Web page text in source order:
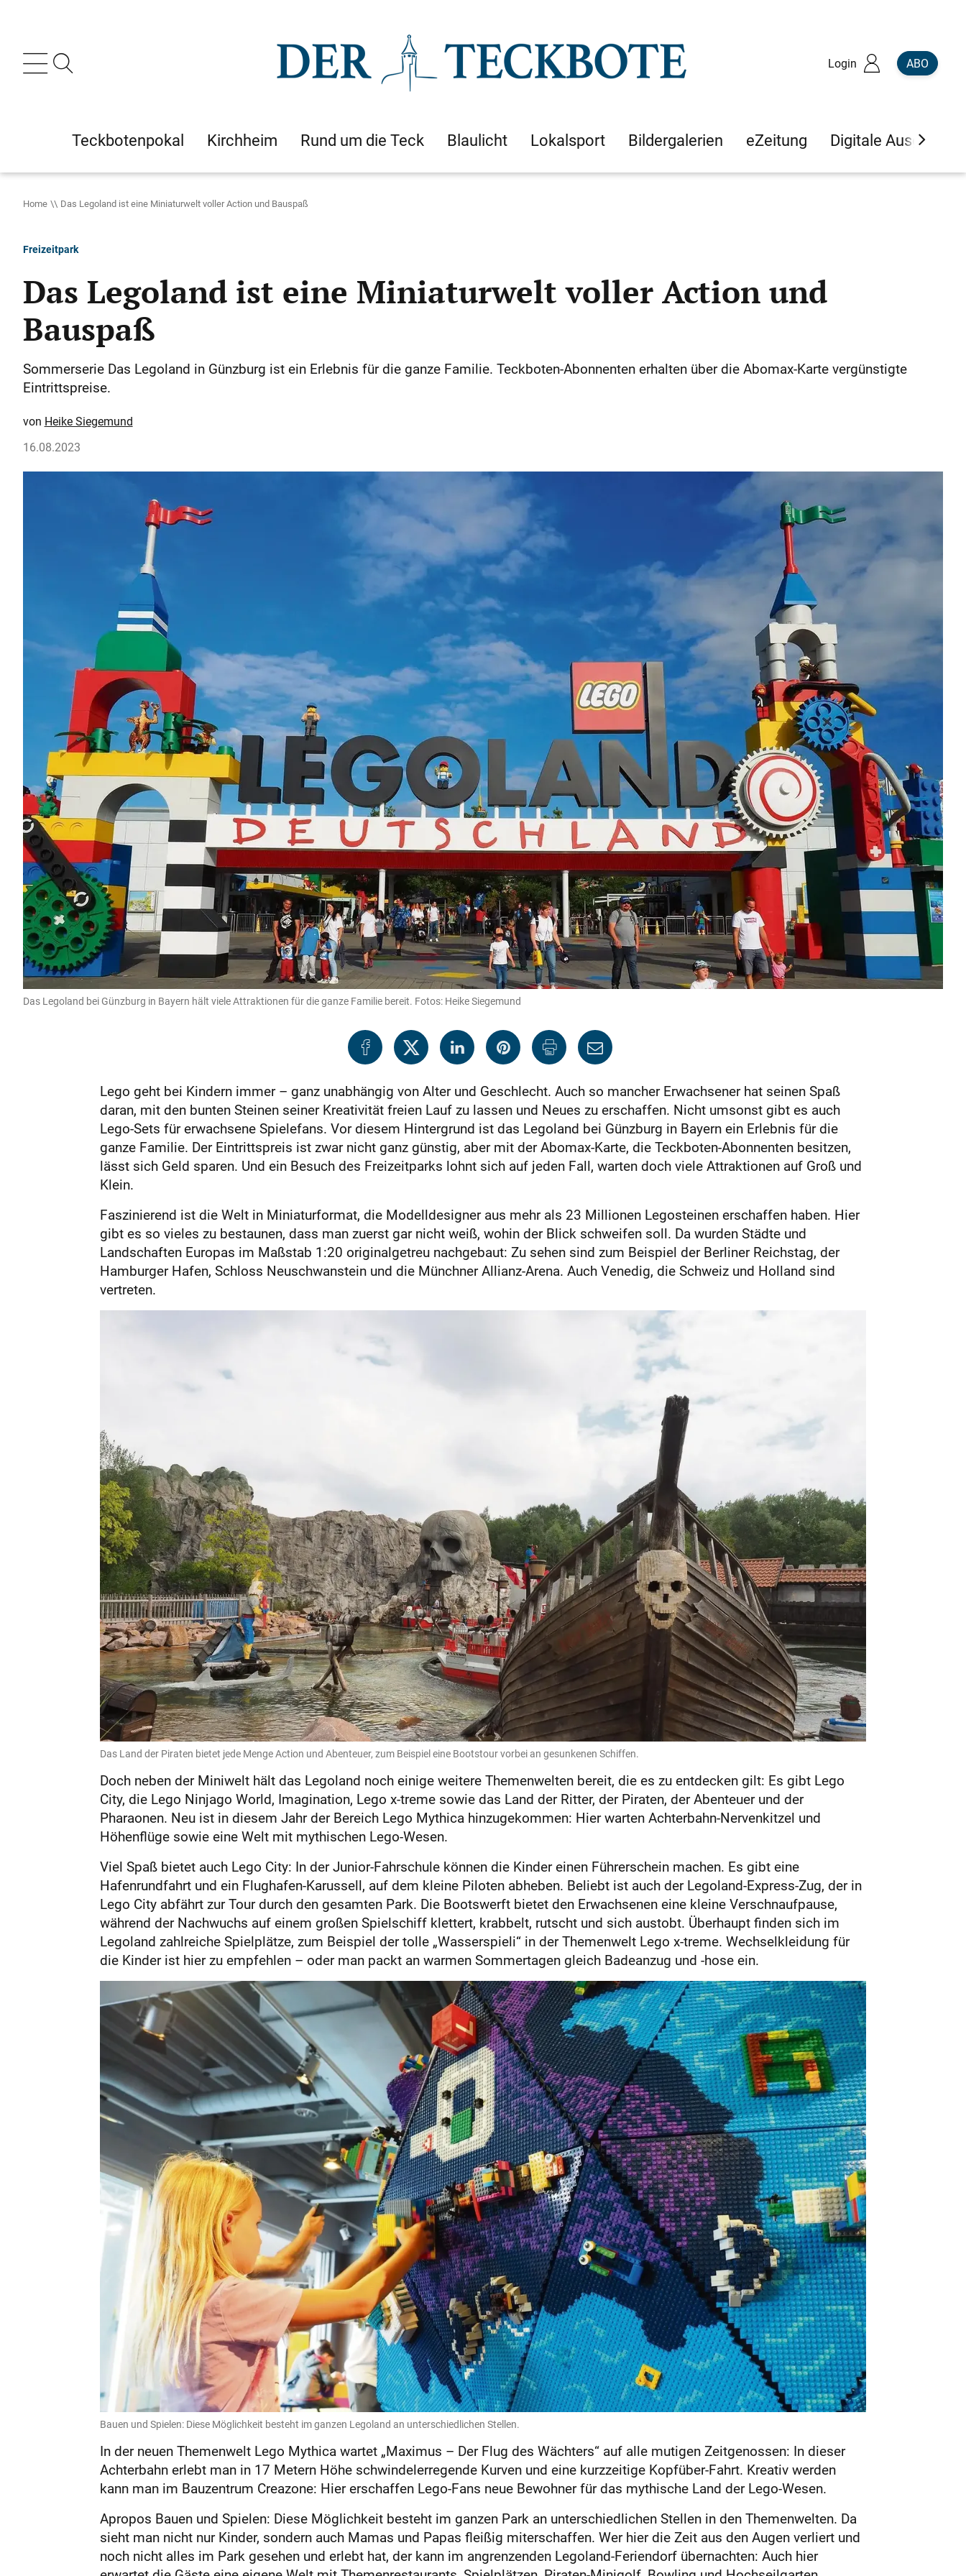
Login ABO
Teckbotenpokal Kirchheim Rund um die Teck Blaulicht Lokalsport Bildergalerien eZeitung Digitale Ausgaben
Home Das Legoland ist eine Miniaturwelt voller Action und Bauspaß
Freizeitpark
Das Legoland ist eine Miniaturwelt voller Action und
Bauspaß
Sommerserie Das Legoland in Günzburg ist ein Erlebnis für die ganze Familie. Teckboten-Abonnenten erhalten über die Abomax-Karte vergünstigte
Eintrittspreise.
Heike Siegemund
16.08.2023
Das Legoland bei Günzburg in Bayern hält viele Attraktionen für die ganze Familie bereit. Fotos: Heike Siegemund
Lego geht bei Kindern immer – ganz unabhängig von Alter und Geschlecht. Auch so mancher Erwachsener hat seinen Spaß
daran, mit den bunten Steinen seiner Kreativität freien Lauf zu lassen und Neues zu erschaffen. Nicht umsonst gibt es auch
Lego-Sets für erwachsene Spielefans. Vor diesem Hintergrund ist das Legoland bei Günzburg in Bayern ein Erlebnis für die
ganze Familie. Der Eintrittspreis ist zwar nicht ganz günstig, aber mit der Abomax-Karte, die Teckboten-Abonnenten besitzen,
lässt sich Geld sparen. Und ein Besuch des Freizeitparks lohnt sich auf jeden Fall, warten doch viele Attraktionen auf Groß und
Klein.
Faszinierend ist die Welt in Miniaturformat, die Modelldesigner aus mehr als 23 Millionen Legosteinen erschaffen haben. Hier
gibt es so vieles zu bestaunen, dass man zuerst gar nicht weiß, wohin der Blick schweifen soll. Da wurden Städte und
Landschaften Europas im Maßstab 1:20 originalgetreu nachgebaut: Zu sehen sind zum Beispiel der Berliner Reichstag, der
Hamburger Hafen, Schloss Neuschwanstein und die Münchner Allianz-Arena. Auch Venedig, die Schweiz und Holland sind
vertreten.
Das Land der Piraten bietet jede Menge Action und Abenteuer, zum Beispiel eine Bootstour vorbei an gesunkenen Schiffen.
Doch neben der Miniwelt hält das Legoland noch einige weitere Themenwelten bereit, die es zu entdecken gilt: Es gibt Lego
City, die Lego Ninjago World, Imagination, Lego x-treme sowie das Land der Ritter, der Piraten, der Abenteuer und der
Pharaonen. Neu ist in diesem Jahr der Bereich Lego Mythica hinzugekommen: Hier warten Achterbahn-Nervenkitzel und
Höhenflüge sowie eine Welt mit mythischen Lego-Wesen.
Viel Spaß bietet auch Lego City: In der Junior-Fahrschule können die Kinder einen Führerschein machen. Es gibt eine
Hafenrundfahrt und ein Flughafen-Karussell, auf dem kleine Piloten abheben. Beliebt ist auch der Legoland-Express-Zug, der in
Lego City abfährt zur Tour durch den gesamten Park. Die Bootswerft bietet den Erwachsenen eine kleine Verschnaufpause,
während der Nachwuchs auf einem großen Spielschiff klettert, krabbelt, rutscht und sich austobt. Überhaupt finden sich im
Legoland zahlreiche Spielplätze, zum Beispiel der tolle „Wasserspieli“ in der Themenwelt Lego x-treme. Wechselkleidung für
die Kinder ist hier zu empfehlen – oder man packt an warmen Sommertagen gleich Badeanzug und -hose ein.
Bauen und Spielen: Diese Möglichkeit besteht im ganzen Legoland an unterschiedlichen Stellen.
In der neuen Themenwelt Lego Mythica wartet „Maximus – Der Flug des Wächters“ auf alle mutigen Zeitgenossen: In dieser
Achterbahn erlebt man in 17 Metern Höhe schwindelerregende Kurven und eine kurzzeitige Kopfüber-Fahrt. Kreativ werden
kann man im Bauzentrum Creazone: Hier erschaffen Lego-Fans neue Bewohner für das mythische Land der Lego-Wesen.
Apropos Bauen und Spielen: Diese Möglichkeit besteht im ganzen Park an unterschiedlichen Stellen in den Themenwelten. Da
sieht man nicht nur Kinder, sondern auch Mamas und Papas fleißig miterschaffen. Wer hier die Zeit aus den Augen verliert und
noch nicht alles im Park gesehen und erlebt hat, der kann im angrenzenden Legoland-Feriendorf übernachten: Auch hier